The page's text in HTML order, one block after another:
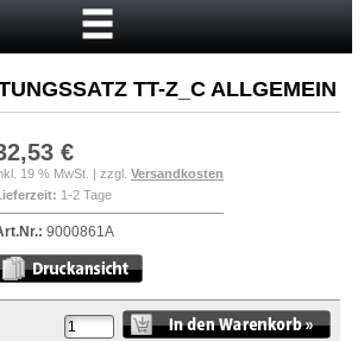
TT-Z_C ALLGEMEIN
€
19 % MwSt. | zzgl. Versandkosten
1-2 Tage
9000861A